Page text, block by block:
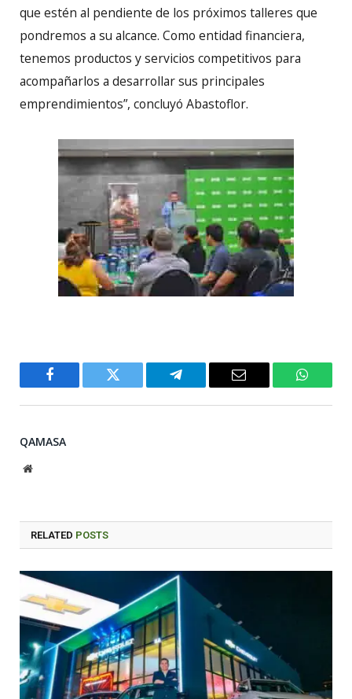
que estén al pendiente de los próximos talleres que
pondremos a su alcance. Como entidad financiera,
tenemos productos y servicios competitivos para
acompañarlos a desarrollar sus principales
emprendimientos”, concluyó Abastoflor.
Facebook Twitter Telegram Email
QAMASA
Website
RELATED POSTS